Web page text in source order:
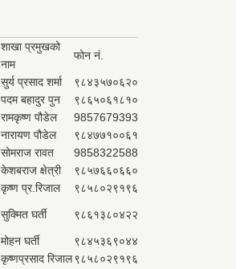
शाखा प्रमुखको
नाम
फोन नं.
सुर्य प्रसाद शर्मा
९८४३५७०६२०
पदम बहादुर पुन
९८६५०६१८१०
रामकृष्ण पौडेल
9857679393
नारायण पौडेल
९८४७७१००६१
सोमराज रावत
9858322588
केशबराज क्षेत्री
९८५७६६०६६०
कृष्ण प्र.रिजाल ९८५८०२९१९६
सुक्मित घर्ती ९८६१३८०४२२
मोहन घर्ती
९८४५३६९०४४
कृष्णप्रसाद रिजाल९८५८०२९१९६